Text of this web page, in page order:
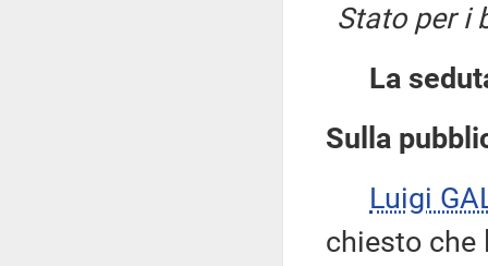
Stato per i
La
Sulla
Luigi
chiesto che